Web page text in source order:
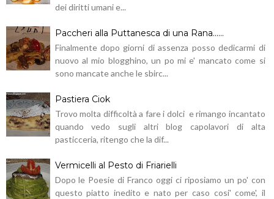
dei diritti umani e...
Paccheri alla Puttanesca di una Rana......
Finalmente dopo giorni di assenza posso dedicarmi di
nuovo al mio blogghino, un po mi e' mancato come si
sono mancate anche le sbirc...
Pastiera Ciok
Trovo molta difficoltà a fare i dolci e rimango incantato
quando vedo sugli altri blog capolavori di alta
pasticceria, ritengo che la dif...
Vermicelli al Pesto di Friarielli
Dopo le Poesie di Franco oggi ci riposiamo un po' con
questo piatto inedito e nato per caso cosi' come', il